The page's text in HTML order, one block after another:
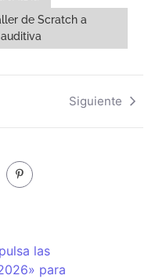
de Scratch a
Siguiente
las
para